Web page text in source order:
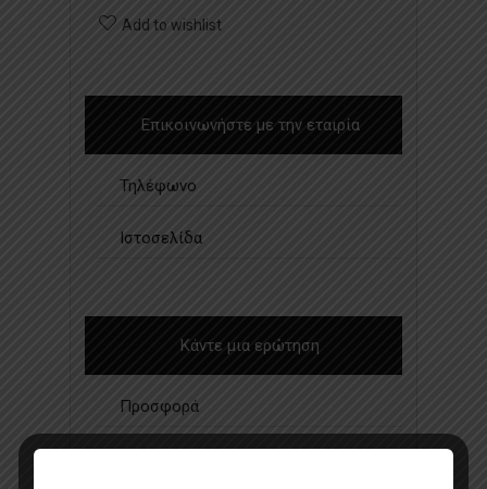
Add to wishlist
Επικοινωνήστε με την εταιρία
Τηλέφωνο
Ιστοσελίδα
Κάντε μια ερώτηση
Προσφορά